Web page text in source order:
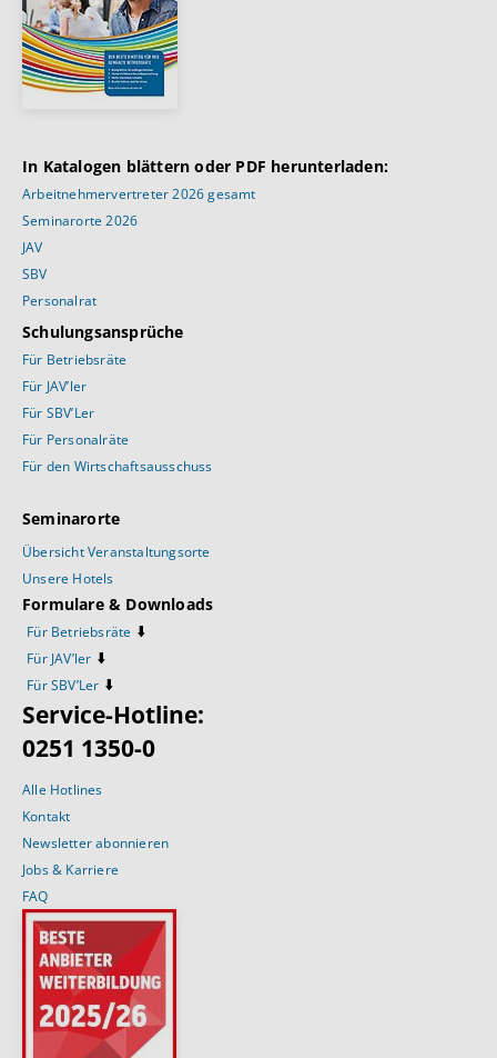
In Katalogen blättern oder PDF herunterladen:
Arbeitnehmervertreter 2026 gesamt
Seminarorte 2026
JAV
SBV
Personalrat
Schulungsansprüche
Für Betriebsräte
Für JAV’ler
Für SBV’Ler
Für Personalräte
Für den Wirtschaftsausschuss
Seminarorte
Übersicht Veranstaltungsorte
Unsere Hotels
Formulare & Downloads
Für Betriebsräte ⬇️
Für JAV’ler ⬇️
Für SBV’Ler ⬇️
Service-Hotline:
0251 1350-0
Alle Hotlines
Kontakt
Newsletter abonnieren
Jobs & Karriere
FAQ